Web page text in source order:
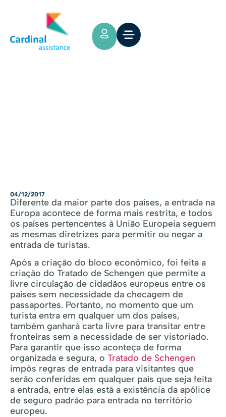
04/12/2017
Diferente da maior parte dos países, a entrada na
Europa acontece de forma mais restrita, e todos
os países pertencentes à União Europeia seguem
as mesmas diretrizes para permitir ou negar a
entrada de turistas.
Após a criação do bloco econômico, foi feita a
criação do Tratado de Schengen que permite a
livre circulação de cidadãos europeus entre os
países sem necessidade da checagem de
passaportes. Portanto, no momento que um
turista entra em qualquer um dos países,
também ganhará carta livre para transitar entre
fronteiras sem a necessidade de ser vistoriado.
Para garantir que isso aconteça de forma
organizada e segura, o Tratado de Schengen
impôs regras de entrada para visitantes que
serão conferidas em qualquer país que seja feita
a entrada, entre elas está a existência da apólice
de seguro padrão para entrada no território
europeu.